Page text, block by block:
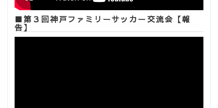
■第３回神戸ファミリーサッカー交流会【報
告】